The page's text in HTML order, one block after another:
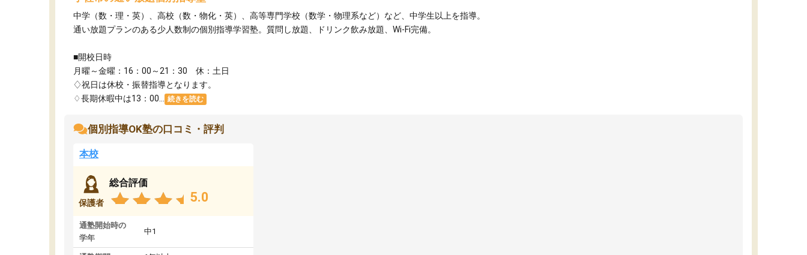
中学（数・理・英）、高校（数・物化・英）、高等専門学校（数学・物理系など）など、中学生以上を指導。
通い放題プランのある少人数制の個別指導学習塾。質問し放題、ドリンク飲み放題、Wi-Fi完備。
■開校日時
月曜～金曜：16：00～21：30 休：土日
♢祝日は休校・振替指導となります。
♢長期休暇中は13：00...
続きを読む
個別指導OK塾の口コミ・評判
本校
保護者
総合評価
5.0
通塾開始時の
学年
中1